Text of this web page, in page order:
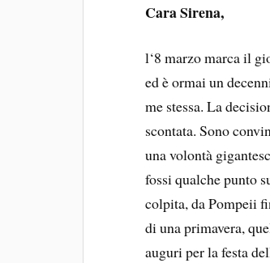
Cara Sirena,
l‘8 marzo marca il
ed è ormai un
me stessa. La
scontata. Sono
una volontà
fossi qualche punto
colpita, da Pompeii
di una primavera,
auguri per la festa